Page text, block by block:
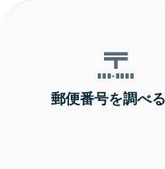
郵便番号を調べる